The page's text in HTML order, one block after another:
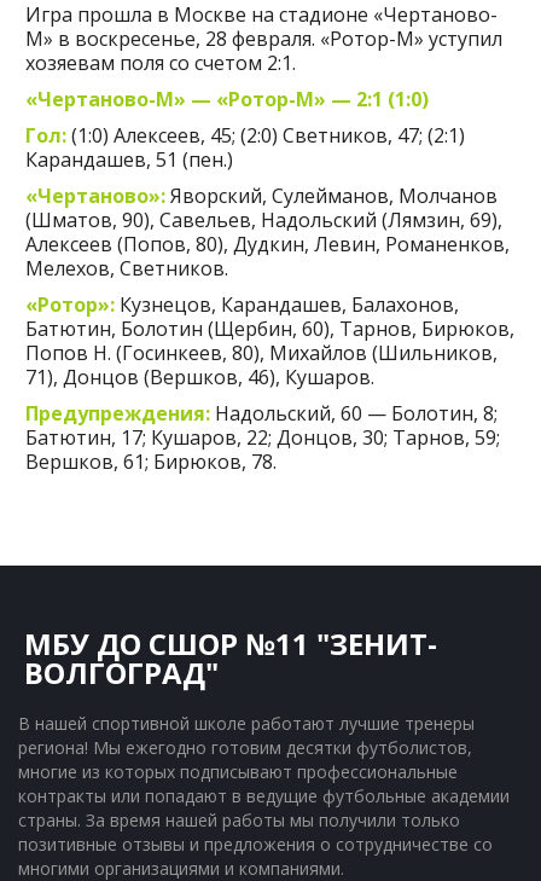
Игра прошла в Москве на стадионе «Чертаново-
М» в воскресенье, 28 февраля. «Ротор-М» уступил
хозяевам поля со счетом 2:1.
«Чертаново-М» — «Ротор-М» — 2:1 (1:0)
Гол:(1:0) Алексеев, 45; (2:0) Светников, 47; (2:1)
Карандашев, 51 (пен.)
«Чертаново»:Яворский, Сулейманов, Молчанов
(Шматов, 90), Савельев, Надольский (Лямзин, 69),
Алексеев (Попов, 80), Дудкин, Левин, Романенков,
Мелехов, Светников.
«Ротор»: Кузнецов, Карандашев, Балахонов,
Батютин, Болотин (Щербин, 60), Тарнов, Бирюков,
Попов Н. (Госинкеев, 80), Михайлов (Шильников,
71), Донцов (Вершков, 46), Кушаров.
Предупреждения: Надольский, 60 — Болотин, 8;
Батютин, 17; Кушаров, 22; Донцов, 30; Тарнов, 59;
Вершков, 61; Бирюков, 78.
МБУ ДО СШОР №11 "ЗЕНИТ-
ВОЛГОГРАД"
В нашей спортивной школе работают лучшие тренеры
региона! Мы ежегодно готовим десятки футболистов,
многие из которых подписывают профессиональные
контракты или попадают в ведущие футбольные академии
страны. За время нашей работы мы получили только
позитивные отзывы и предложения о сотрудничестве со
многими организациями и компаниями.